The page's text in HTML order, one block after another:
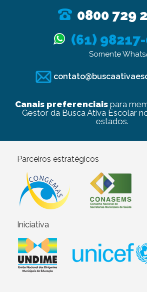
0800 729
(61)
Somente
Canais preferenciaispara
Gestor da Busca Ativa Escolar
estados.
Parceiros estratégicos
Iniciativa